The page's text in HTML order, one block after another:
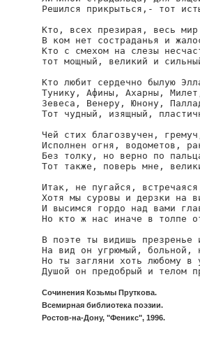
Решился прикрыться,- тот
Кто, всех презирая, весь мир
В ком нет состраданья и
Кто с смехом на слезы
тот мощный, великий и
Кто любит сердечно былую
Тунику, Афины, Ахарны,
Зевеса, Венеру, Юнону,
Тот чудный, изящный,
Чей стих благозвучен,
Исполнен огня, водометов,
Без толку, но верно по
Тот также, поверь мне,
Итак, не пугайся,
Хотя мы суровы и дерзки на
И высимся гордо над вами
Но кто ж нас иначе в толпе
В поэте ты видишь презренье
На вид он угрюмый, больной,
Но ты загляни хоть любому в
Душой он предобрый и телом
Сочинения Козьмы Пруткова.
Всемирная библиотека поэзии.
Ростов-на-Дону, "Феникс", 1996.